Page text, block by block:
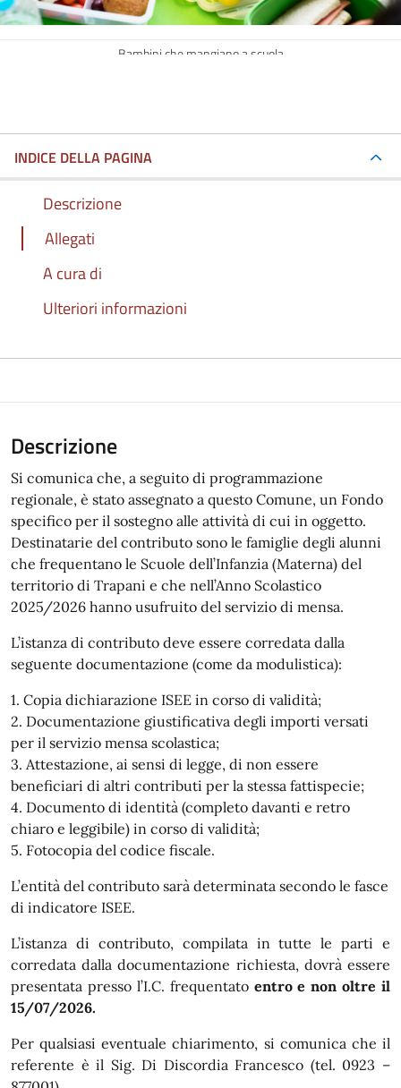
Bambini che mangiano a scuola
INDICE DELLA PAGINA
Descrizione
Allegati
A cura di
Ulteriori informazioni
Descrizione
Si comunica che, a seguito di programmazione
regionale, è stato assegnato a questo Comune, un Fondo
specifico per il sostegno alle attività di cui in oggetto.
Destinatarie del contributo sono le famiglie degli alunni
che frequentano le Scuole dell’Infanzia (Materna) del
territorio di Trapani e che nell’Anno Scolastico
2025/2026 hanno usufruito del servizio di mensa.
L’istanza di contributo deve essere corredata dalla
seguente documentazione (come da modulistica):
1. Copia dichiarazione ISEE in corso di validità;
2. Documentazione giustificativa degli importi versati
per il servizio mensa scolastica;
3. Attestazione, ai sensi di legge, di non essere
beneficiari di altri contributi per la stessa fattispecie;
4. Documento di identità (completo davanti e retro
chiaro e leggibile) in corso di validità;
5. Fotocopia del codice fiscale.
L’entità del contributo sarà determinata secondo le fasce
di indicatore ISEE.
L’istanza di contributo, compilata in tutte le parti e
corredata dalla documentazione richiesta, dovrà essere
presentata presso l’I.C. frequentato entro e non oltre il
15/07/2026.
Per qualsiasi eventuale chiarimento, si comunica che il
referente è il Sig. Di Discordia Francesco (tel. 0923 –